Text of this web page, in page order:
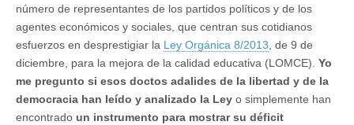
número de representantes de los partidos políticos y de los
agentes económicos y sociales, que centran sus cotidianos
esfuerzos en desprestigiar la Ley Orgánica 8/2013 , de 9 de
diciembre, para la mejora de la calidad educativa (LOMCE). Yo
me pregunto si esos doctos adalides de la libertad y de la
democracia han leído y analizado la Ley o simplemente han
encontrado un instrumento para mostrar su déficit